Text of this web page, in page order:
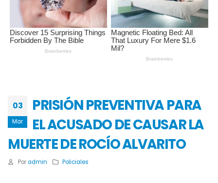
03
Mar
PRISIÓN PREVENTIVA PARA
EL ACUSADO DE CAUSAR LA
MUERTE DE ROCÍO ALVARITO
Por admin Policiales